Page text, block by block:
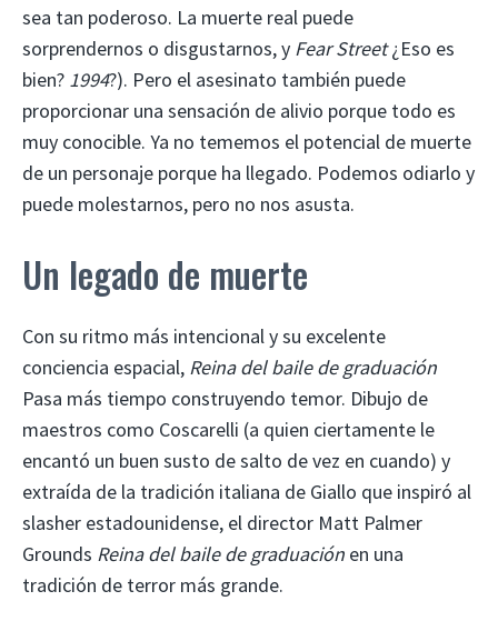
sea tan poderoso. La muerte real puede
sorprendernos o disgustarnos, y Fear Street¿Eso es
bien? 1994?). Pero el asesinato también puede
proporcionar una sensación de alivio porque todo es
muy conocible. Ya no tememos el potencial de muerte
de un personaje porque ha llegado. Podemos odiarlo y
puede molestarnos, pero no nos asusta.
Un legado de muerte
Con su ritmo más intencional y su excelente
conciencia espacial, Reina del baile de graduación
Pasa más tiempo construyendo temor. Dibujo de
maestros como Coscarelli (a quien ciertamente le
encantó un buen susto de salto de vez en cuando) y
extraída de la tradición italiana de Giallo que inspiró al
slasher estadounidense, el director Matt Palmer
Grounds Reina del baile de graduación en una
tradición de terror más grande.